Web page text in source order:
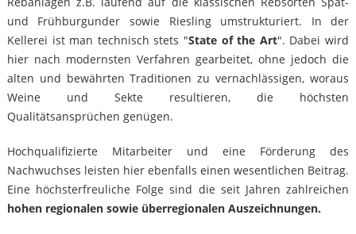
und Frühburgunder sowie Riesling umstrukturiert. In der
Kellerei ist man technisch stets "State of the Art". Dabei wird
hier nach modernsten Verfahren gearbeitet, ohne jedoch die
alten und bewährten Traditionen zu vernachlässigen, woraus
Weine und Sekte resultieren, die höchsten
Qualitätsansprüchen genügen.
Hochqualifizierte Mitarbeiter und eine Förderung des
Nachwuchses leisten hier ebenfalls einen wesentlichen Beitrag.
Eine höchsterfreuliche Folge sind die seit Jahren zahlreichen
hohen regionalen sowie überregionalen Auszeichnungen.